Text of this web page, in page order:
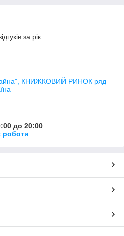
за рік
КНИЖКОВИЙ РИНОК ряд
до 20:00
роботи